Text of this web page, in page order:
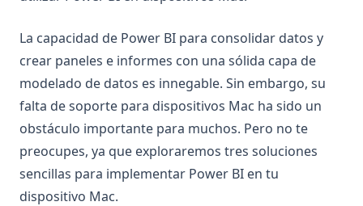
La capacidad de Power BI para consolidar datos y
crear paneles e informes con una sólida capa de
modelado de datos es innegable. Sin embargo, su
falta de soporte para dispositivos Mac ha sido un
obstáculo importante para muchos. Pero no te
preocupes, ya que exploraremos tres soluciones
sencillas para implementar Power BI en tu
dispositivo Mac.